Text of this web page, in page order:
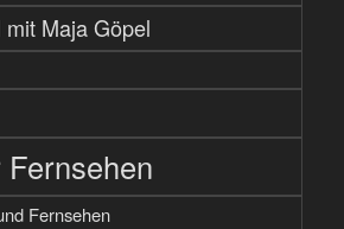
Maja Göpel
Fernsehen